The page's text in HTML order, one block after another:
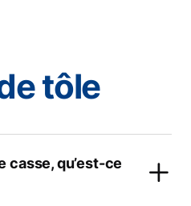
tôle
casse, qu’est-ce